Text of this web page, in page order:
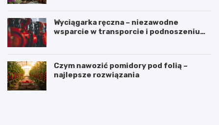
Wyciągarka ręczna – niezawodne
wsparcie w transporcie i podnoszeniu
Czym nawozić pomidory pod folią –
najlepsze rozwiązania
N
P